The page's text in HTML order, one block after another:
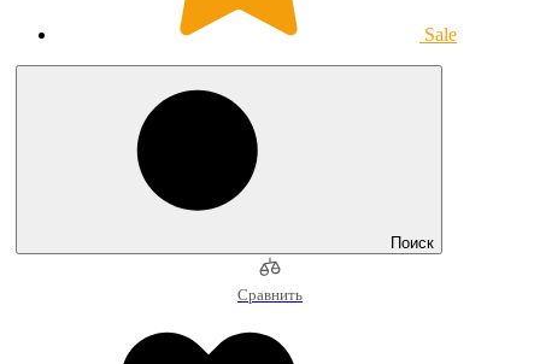
Sale
Поиск
Сравнить